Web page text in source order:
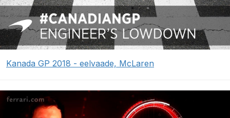
Kanada GP 2018 - eelvaade, McLaren